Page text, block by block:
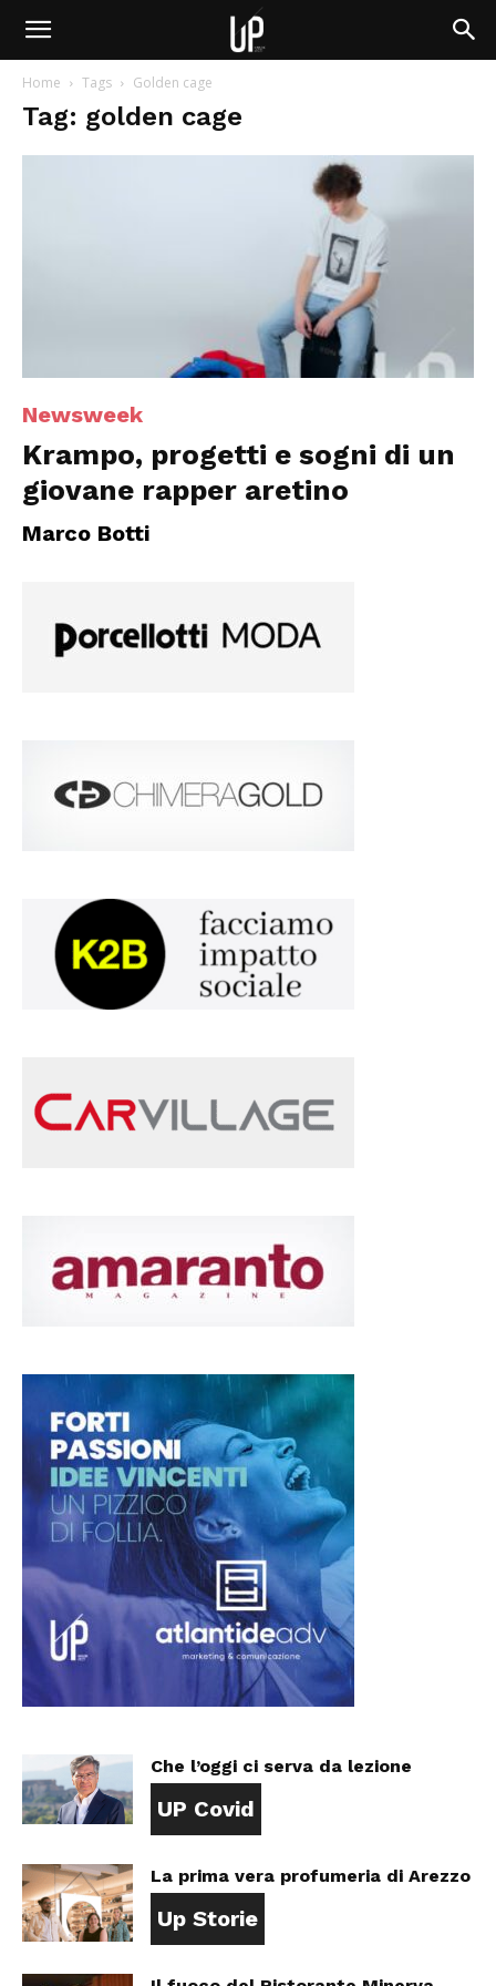
Home Tags Golden cage
Tag: golden cage
Newsweek
Krampo, progetti e sogni di un
giovane rapper aretino
Marco Botti
Che l’oggi ci serva da lezione
UP Covid
La prima vera profumeria di Arezzo
Up Storie